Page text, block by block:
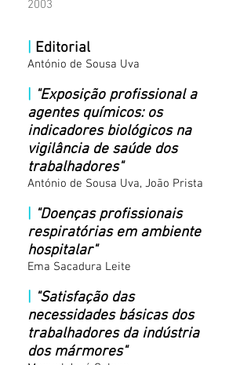
2003​
| Editorial
António de Sousa Uva
| "Exposição profissional a
agentes químicos: os
indicadores biológicos na
vigilância de saúde dos
trabalhadores"
António de Sousa Uva, João Prista
| "Doenças profissionais
respiratórias em ambiente
hospitalar"
Ema Sacadura Leite
| "Satisfação das
necessidades básicas dos
trabalhadores da indústria
dos mármores"